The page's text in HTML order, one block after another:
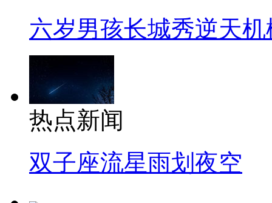
六岁男孩长城秀逆天机
热点新闻
双子座流星雨划夜空